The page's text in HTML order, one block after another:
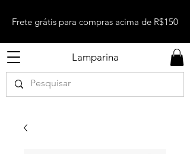
Lamparina
Frete grátis para compras acima de R$150